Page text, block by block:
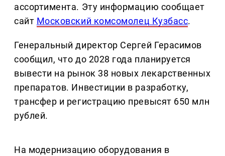
ассортимента. Эту информацию сообщает
сайт Московский комсомолец Кузбасс.
Генеральный директор Сергей Герасимов
сообщил, что до 2028 года планируется
вывести на рынок 38 новых лекарственных
препаратов. Инвестиции в разработку,
трансфер и регистрацию превысят 650 млн
рублей.
На модернизацию оборудования в